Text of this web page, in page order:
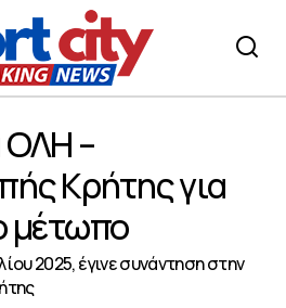
ΟΛΗ –
Κρήτης για
μέτωπο
2025, έγινε συνάντηση στην